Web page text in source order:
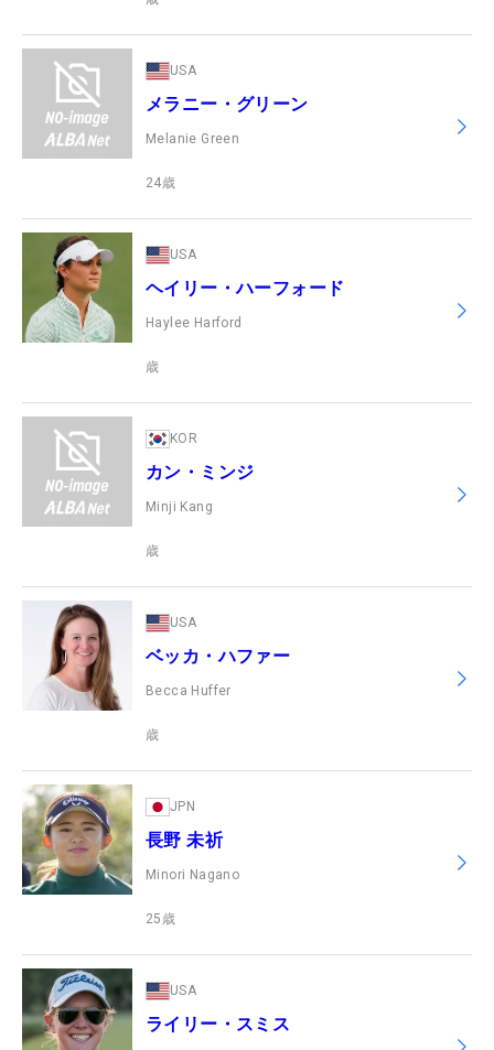
USA
メラニー・グリーン
Melanie Green
24歳
USA
ヘイリー・ハーフォード
Haylee Harford
歳
KOR
カン・ミンジ
Minji Kang
歳
USA
ベッカ・ハファー
Becca Huffer
歳
JPN
長野 未祈
Minori Nagano
25 歳
USA
ライリー・スミス